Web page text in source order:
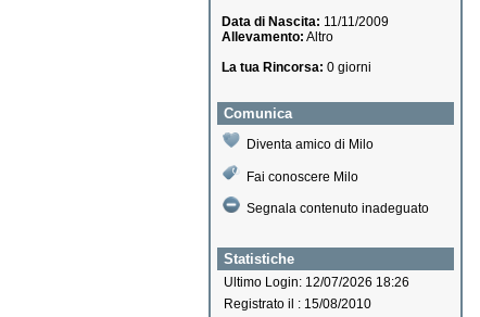
Data di Nascita: 11/11/2009
Allevamento: Altro
La tua Rincorsa: 0 giorni
Comunica
Diventa amico di Milo
Fai conoscere Milo
Segnala contenuto inadeguato
Statistiche
Ultimo Login: 12/07/2026 18:26
Registrato il : 15/08/2010